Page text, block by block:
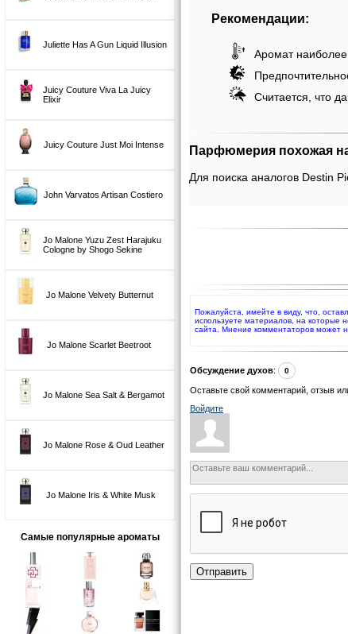
Juliette Has A Gun Liquid Illusion
Juicy Couture Viva La Juicy
Elixir
Juicy Couture Just Moi Intense
John Varvatos Artisan Costiero
Jo Malone Yuzu Zest Harajuku
Cologne by Shogo Sekine
Jo Malone Velvety Butternut
Jo Malone Scarlet Beetroot
Jo Malone Sea Salt & Bergamot
Jo Malone Rose & Oud Leather
Jo Malone Iris & White Musk
Самые популярные ароматы
Рекомендации:
Аромат наиболее
Считается, что
Парфюмерия похожая
Для поиска аналогов Destin
Пожалуйста, имейте в виду, что,
используете материалов, на которые
сайта. Мнение комментаторов может
Обсуждение духов: 0
Оставьте свой комментарий, отзыв
Войдите
Отправить